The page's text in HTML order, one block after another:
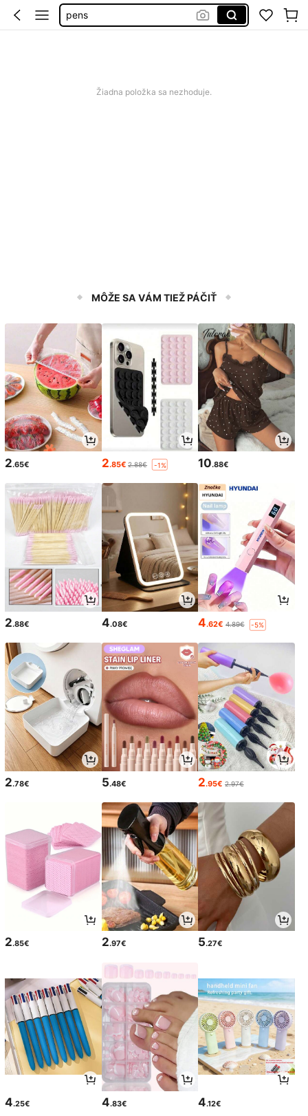
pero
Žiadna položka sa nezhoduje.
MÔŽE SA VÁM TIEŽ PÁČIŤ
2.65€ 2.85€ 2.88€ -1% 10.88€
2.88€ 4.08€ 4.62€ 4.89€ -5%
2.78€ 5.48€ 2.95€ 2.97€
2.85€ 2.97€ 5.27€
4.25€ 4.83€ 4.12€